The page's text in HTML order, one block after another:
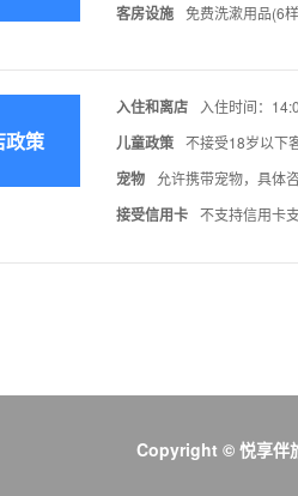
客房设施 免费洗漱用品(6
政策
入住和离店 入住时间：
儿童政策 不接受18岁以下
宠物 允许携带宠物，具体
接受信用卡 不支持信用卡
Copyright © 悦享伴